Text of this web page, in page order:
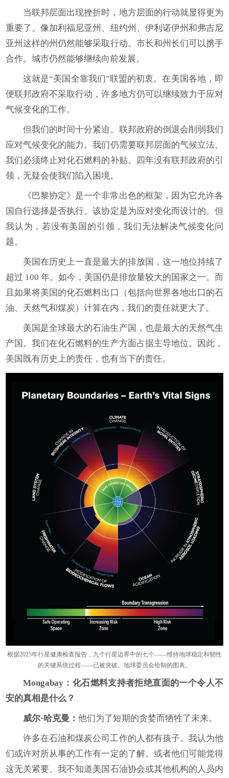
当联邦层面出现挫折时，地方层面的行动就显得更为
重要了。像加利福尼亚州、纽约州、伊利诺伊州和弗吉尼
亚州这样的州仍然能够采取行动。市长和州长们可以携手
合作。城市仍然能够继续向前发展。
这就是“美国全靠我们”联盟的初衷。在美国各地，即
便联邦政府不采取行动，许多地方仍可以继续致力于应对
气候变化的工作。
但我们的时间十分紧迫。联邦政府的倒退会削弱我们
应对气候变化的能力。我们仍需要联邦层面的气候立法。
我们必须终止对化石燃料的补贴。四年没有联邦政府的引
领，无疑会使我们陷入困境。
《巴黎协定》是一个非常出色的框架，因为它允许各
国自行选择是否执行。该协定是为应对变化而设计的。但
我认为，若没有美国的引领，我们无法解决气候变化问
题。
美国在历史上一直是最大的排放国，这一地位持续了
超过 100 年。如今，美国仍是排放量较大的国家之一。而
且如果将美国的化石燃料出口（包括向世界各地出口的石
油、天然气和煤炭）计算在内，我们的责任就更大了。
美国是全球最大的石油生产国，也是最大的天然气生
产国。我们在化石燃料的生产方面占据主导地位。因此，
美国既有历史上的责任，也有当下的责任。
根据2025年行星健康检查报告，九个行星边界中的七个——维持地球稳定和韧性
的关键系统过程——已被突破。地球委员会绘制的图表。
Mongabay ：化石燃料支持者拒绝直面的一个令人不
安的真相是什么？
威尔·哈克曼： 他们为了短期的贪婪而牺牲了未来。
许多在石油和煤炭公司工作的人都有孩子。我认为他
们或许对所从事的工作有一定的了解。或者他们可能觉得
这无关紧要。我不知道美国石油协会或其他机构的人员内